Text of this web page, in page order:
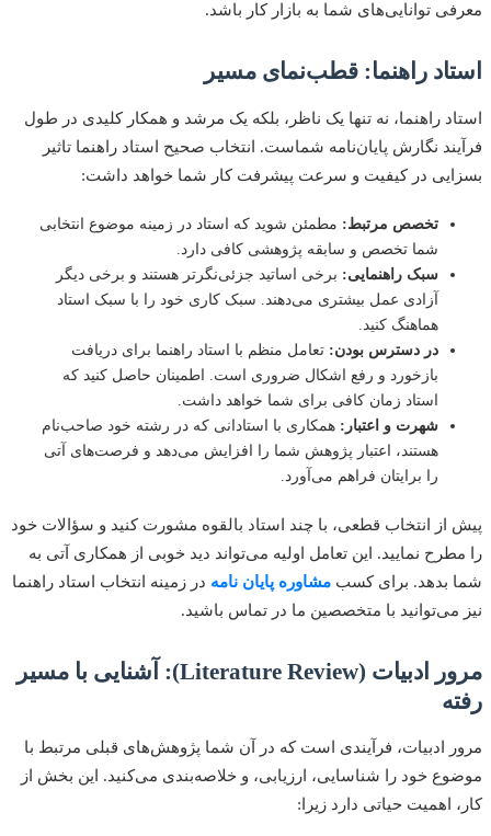
توانایی‌های شما به بازار کار باشد.
راهنما: قطب‌نمای مسیر
راهنما، نه تنها یک ناظر، بلکه یک مرشد و همکار کلیدی در طول
نگارش پایان‌نامه شماست. انتخاب صحیح استاد راهنما تاثیر
در کیفیت و سرعت پیشرفت کار شما خواهد داشت:
تخصص مرتبط:مطمئن شوید که استاد در زمینه موضوع انتخابی
شما تخصص و سابقه پژوهشی کافی دارد.
سبک راهنمایی:برخی اساتید جزئی‌نگرتر هستند و برخی دیگر
آزادی عمل بیشتری می‌دهند. سبک کاری خود را با سبک استاد
هماهنگ کنید.
در دسترس بودن: تعامل منظم با استاد راهنما برای دریافت
بازخورد و رفع اشکال ضروری است. اطمینان حاصل کنید که
استاد زمان کافی برای شما خواهد داشت.
شهرت و اعتبار: همکاری با استادانی که در رشته خود صاحب‌نام
هستند، اعتبار پژوهش شما را افزایش می‌دهد و فرصت‌های آتی
را برایتان فراهم می‌آورد.
انتخاب قطعی، با چند استاد بالقوه مشورت کنید و سؤالات خود
نمایید. این تعامل اولیه می‌تواند دید خوبی از همکاری آتی به
بدهد. برای کسبمشاوره پایان نامهدر زمینه انتخاب استاد راهنما
با متخصصین ما در تماس باشید.
مرور ادبیات (Literature Review): آشنایی با مسیر
ادبیات، فرآیندی است که در آن شما پژوهش‌های قبلی مرتبط با
خود را شناسایی، ارزیابی، و خلاصه‌بندی می‌کنید. این بخش از
اهمیت حیاتی دارد زیرا: